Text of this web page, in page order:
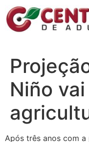
Niño
Após três anos com a